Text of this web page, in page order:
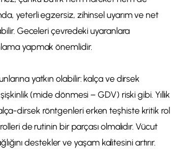
yeterli egzersiz, zihinsel uyarım ve net
Geceleri çevredeki uyaranlara
yapmak önemlidir.
yatkın olabilir: kalça ve dirsek
(mide dönmesi – GDV) riski gibi. Yıllık
dirsek röntgenleri erken teşhiste kritik rol
de rutinin bir parçası olmalıdır. Vücut
destekler ve yaşam kalitesini artırır.